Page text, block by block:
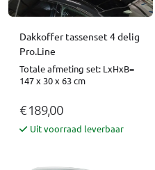
Dakkoffer tassenset 4 delig
Pro.Line
Totale afmeting set: LxHxB=
147 x 30 x 63 cm
€ 189,00
Uit voorraad leverbaar